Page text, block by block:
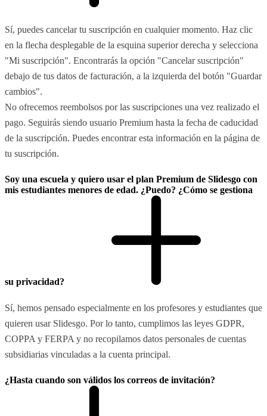
Sí, puedes cancelar tu suscripción en cualquier momento. Haz clic
en la flecha desplegable de la esquina superior derecha y selecciona
"Mi suscripción". Encontrarás la opción "Cancelar suscripción"
debajo de tus datos de facturación, a la izquierda del botón "Guardar
cambios".
No ofrecemos reembolsos por las suscripciones una vez realizado el
pago. Seguirás siendo usuario Premium hasta la fecha de caducidad
de la suscripción. Puedes encontrar esta información en la página de
tu suscripción.
Soy una escuela y quiero usar el plan Premium de Slidesgo con
mis estudiantes menores de edad. ¿Puedo? ¿Cómo se gestiona
su privacidad?
Sí, hemos pensado especialmente en los profesores y estudiantes que
quieren usar Slidesgo. Por lo tanto, cumplimos las leyes GDPR,
COPPA y FERPA y no recopilamos datos personales de cuentas
subsidiarias vinculadas a la cuenta principal.
¿Hasta cuando son válidos los correos de invitación?